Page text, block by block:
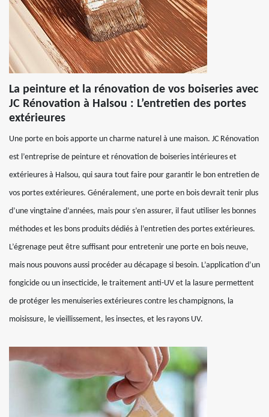
La peinture et la rénovation de vos boiseries avec
JC Rénovation à Halsou : L’entretien des portes
extérieures
Une porte en bois apporte un charme naturel à une maison. JC Rénovation
est l’entreprise de peinture et rénovation de boiseries intérieures et
extérieures à Halsou, qui saura tout faire pour garantir le bon entretien de
vos portes extérieures. Généralement, une porte en bois devrait tenir plus
d’une vingtaine d’années, mais pour s’en assurer, il faut utiliser les bonnes
méthodes et les bons produits dédiés à l’entretien des portes extérieures.
L’égrenage peut être suffisant pour entretenir une porte en bois neuve,
mais nous pouvons aussi procéder au décapage si besoin. L’application d’un
fongicide ou un insecticide, le traitement anti-UV et la lasure permettent
de protéger les menuiseries extérieures contre les champignons, la
moisissure, le vieillissement, les insectes, et les rayons UV.